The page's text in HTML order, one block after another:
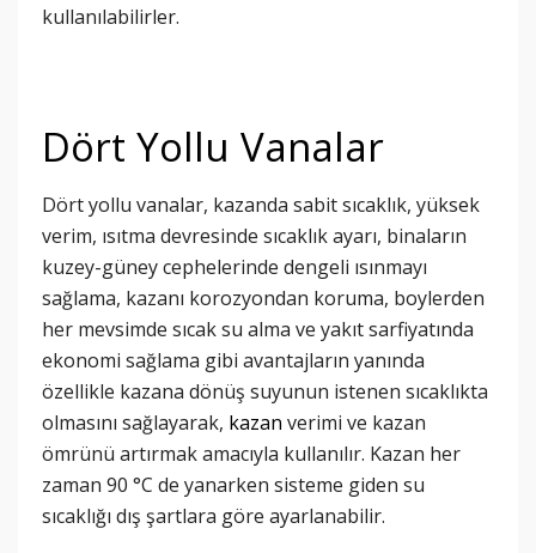
kullanılabilirler.
Dört Yollu Vanalar
Dört yollu vanalar, kazanda sabit sıcaklık, yüksek
verim, ısıtma devresinde sıcaklık ayarı, binaların
kuzey-güney cephelerinde dengeli ısınmayı
sağlama, kazanı korozyondan koruma, boylerden
her mevsimde sıcak su alma ve yakıt sarfiyatında
ekonomi sağlama gibi avantajların yanında
özellikle kazana dönüş suyunun istenen sıcaklıkta
olmasını sağlayarak, kazan verimi ve kazan
ömrünü artırmak amacıyla kullanılır. Kazan her
zaman 90 °C de yanarken sisteme giden su
sıcaklığı dış şartlara göre ayarlanabilir.